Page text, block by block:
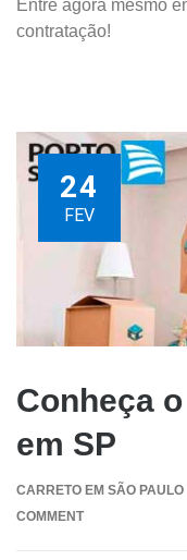
Entre agora mesmo
contratação!
24
FEV
Conheça
em SP
CARRETO EM SÃO PAULO
COMMENT